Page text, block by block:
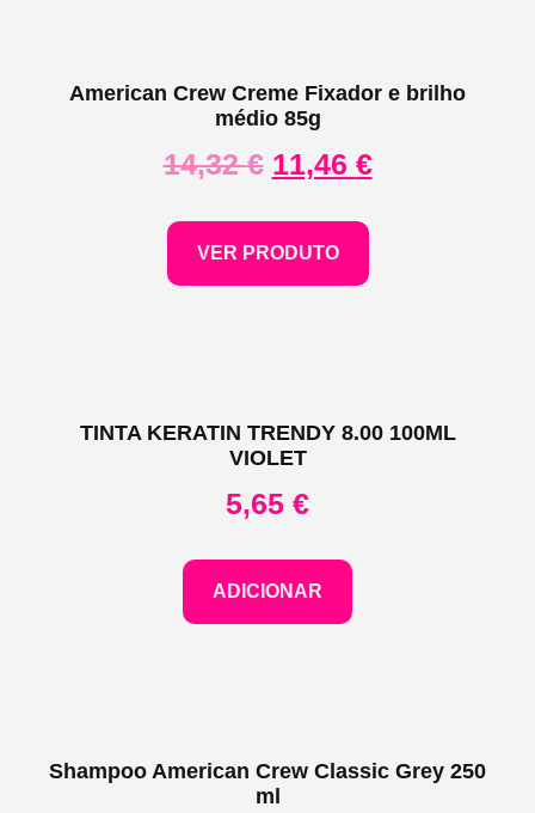
American Crew Creme Fixador e brilho
médio 85g
14,32€ 11,46 €
VER PRODUTO
TINTA KERATIN TRENDY 8.00 100ML
VIOLET
5,65 €
ADICIONAR
Shampoo American Crew Classic Grey 250
ml